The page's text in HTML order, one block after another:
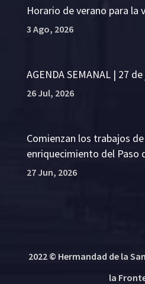
Horario de verano para la
3 Ago, 2026
AGENDA SEMANAL | 27
26 Jul, 2026
Comienzan los trabajos
enriquecimiento del Paso
27 Jun, 2026
2022 © Hermandad de la
la